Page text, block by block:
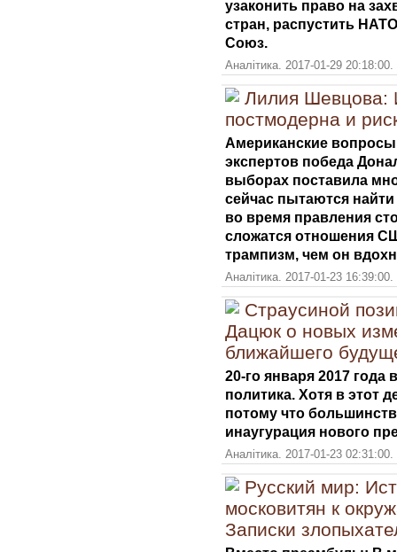
узаконить право на
стран, распустить
Союз.
Аналітика. 2017-01-29
Лилия Шевцова:
постмодерна и
Американские
экспертов победа
выборах поставила
сейчас пытаются
во время правления
сложатся отношения
трампизм, чем он
Аналітика. 2017-01-23
Страусиной
Дацюк о новых
ближайшего
20-го января 2017
политика. Хотя в этот
потому что
инаугурация нового
Аналітика. 2017-01-23
Русский мир:
московитян к
Записки